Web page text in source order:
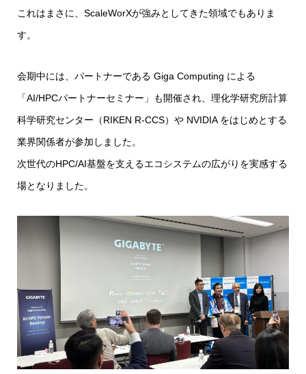
これはまさに、ScaleWorXが強みとしてきた領域でもありま
す。
会期中には、パートナーである Giga Computing による
「AI/HPCパートナーセミナー」も開催され、理化学研究所計算
科学研究センター（RIKEN R-CCS）や NVIDIA をはじめとする
業界関係者が参加しました。
次世代のHPC/AI基盤を支えるエコシステムの広がりを実感する
場となりました。